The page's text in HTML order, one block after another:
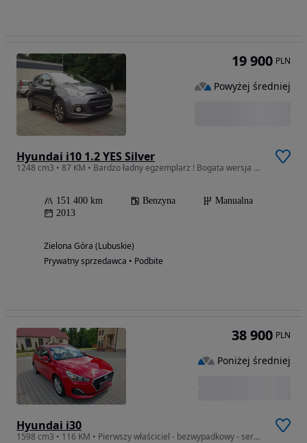
Hyundai i10 1.2 YES Silver
1248 cm3 • 87 KM • Bardzo ładny egzemplarz ! Bogata wersja wyposażenia ! Silnik 1.2-87KM
151 400 km Benzyna
Manualna
2013
Zielona Góra (Lubuskie)
Prywatny sprzedawca • Podbite
19 900 PLN
Powyżej średniej
Hyundai i30
1598 cm3 • 116 KM • Pierwszy właściciel - bezwypadkowy - serwisowany - polecam
38 900 PLN
Poniżej średniej